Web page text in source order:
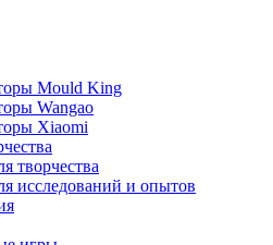
Mould King
Wangao
Xiaomi
творчества
исследований и опытов